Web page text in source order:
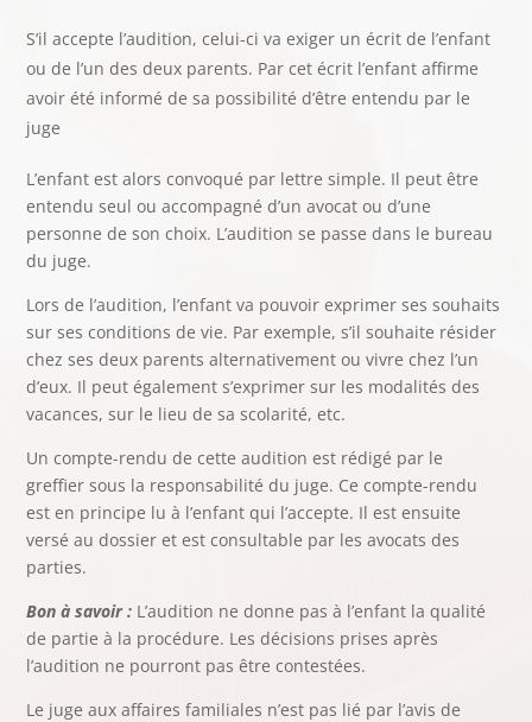
S’il accepte l’audition, celui-ci va exiger un écrit de l’enfant
ou de l’un des deux parents. Par cet écrit l’enfant affirme
avoir été informé de sa possibilité d’être entendu par le
juge
L’enfant est alors convoqué par lettre simple. Il peut être
entendu seul ou accompagné d’un avocat ou d’une
personne de son choix. L’audition se passe dans le bureau
du juge.
Lors de l’audition, l’enfant va pouvoir exprimer ses souhaits
sur ses conditions de vie. Par exemple, s’il souhaite résider
chez ses deux parents alternativement ou vivre chez l’un
d’eux. Il peut également s’exprimer sur les modalités des
vacances, sur le lieu de sa scolarité, etc.
Un compte-rendu de cette audition est rédigé par le
greffier sous la responsabilité du juge. Ce compte-rendu
est en principe lu à l’enfant qui l’accepte. Il est ensuite
versé au dossier et est consultable par les avocats des
parties.
Bon à savoir : L’audition ne donne pas à l’enfant la qualité
de partie à la procédure. Les décisions prises après
l’audition ne pourront pas être contestées.
Le juge aux affaires familiales n’est pas lié par l’avis de